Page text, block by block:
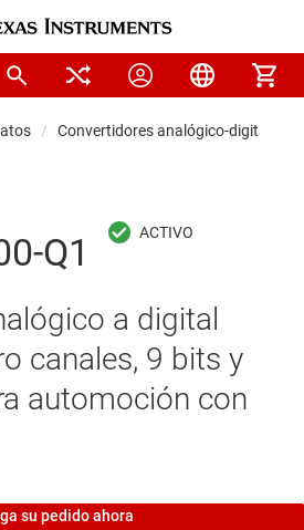
Convertidores analógico-digitales
Q1
a digital
canales, 9 bits y
automoción con
su pedido ahora